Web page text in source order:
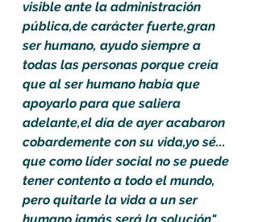
visible ante la administración
pública,de carácter fuerte,gran
ser humano, ayudo siempre a
todas las personas porque creía
que al ser humano había que
apoyarlo para que saliera
adelante,el día de ayer acabaron
cobardemente con su vida,yo sé...
que como líder social no se puede
tener contento a todo el mundo,
pero quitarle la vida a un ser